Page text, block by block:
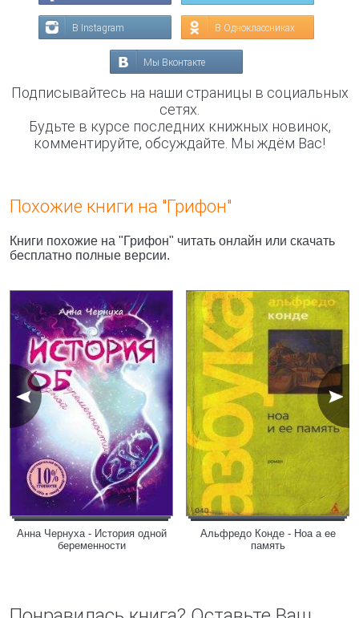
В Instagram В Одноклассниках
Мы Вконтакте
Подписывайтесь на наши страницы в социальных
сетях.
Будьте в курсе последних книжных новинок,
комментируйте, обсуждайте. Мы ждём Вас!
Похожие книги на "Грифон"
Книги похожие на "Грифон" читать онлайн или скачать
бесплатно полные версии.
Анна Чернуха - История одной
беременности
Альфредо Конде - Ноа а ее
память